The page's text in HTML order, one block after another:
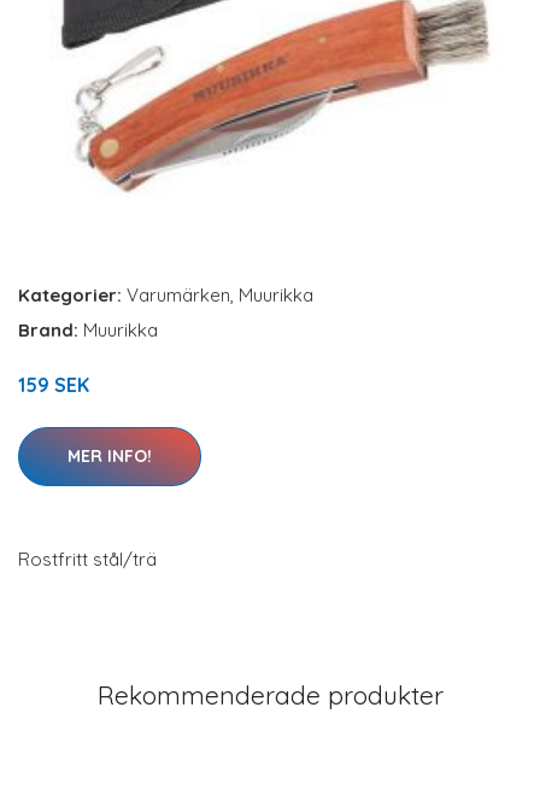
Kategorier: Varumärken, Muurikka
Brand: Muurikka
159 SEK
MER INFO!
Rostfritt stål/trä
Rekommenderade produkter